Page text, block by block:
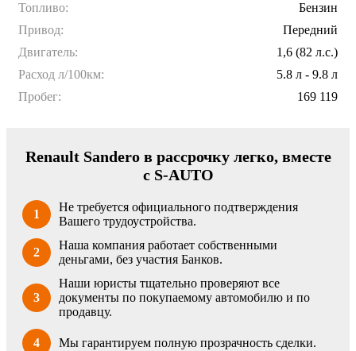
Топливо:
Бензин
Привод:
Передний
Двигатель:
1,6 (82 л.с.)
Расход л/100км:
5.8 л - 9.8 л
Пробег:
169 119
Renault Sandero в рассрочку легко, вместе
с S-AUTO
1
Не требуется официального подтверждения
Вашего трудоустройства.
2
Наша компания работает собственными
деньгами, без участия Банков.
3
Наши юристы тщательно проверяют все
документы по покупаемому автомобилю и по
продавцу.
4 Мы гарантируем полную прозрачность сделки.